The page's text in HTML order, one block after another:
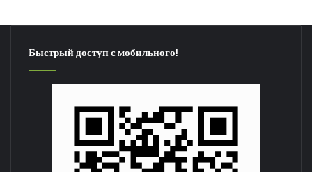
Быстрый доступ с мобильного!